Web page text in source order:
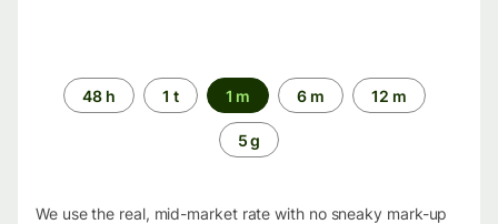
Time
period
48 h 1 t 1 m 6 m 12 m
5 g
We use the real, mid-market rate with no sneaky mark-up